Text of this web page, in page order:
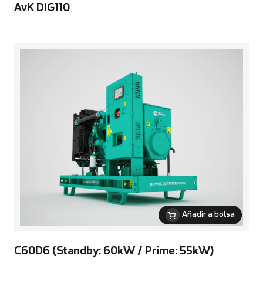
AvK DIG110
Añadir a bolsa
C60D6 (Standby: 60kW / Prime: 55kW)